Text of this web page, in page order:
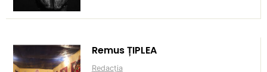
Remus ȚIPLEA
Redacția